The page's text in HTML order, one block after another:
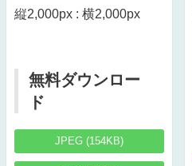
縦2,000px : 横2,000px
無料ダウンロー
ド
JPEG (154KB)